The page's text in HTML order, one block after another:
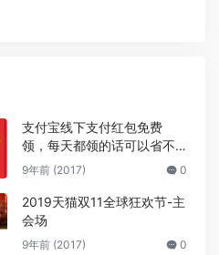
支付宝线下支付红包免费
领，每天都领的话可以省不
少钱
9年前 (2017) 0
2019天猫双11全球狂欢节-主
会场
9年前 (2017) 0